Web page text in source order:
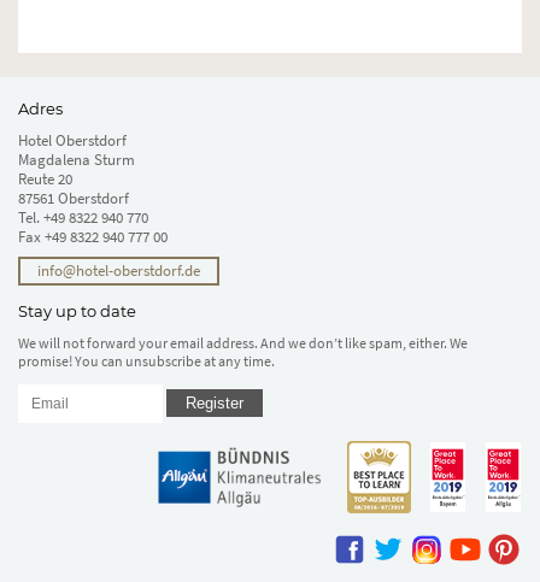
Adres
Hotel Oberstdorf
Magdalena Sturm
Reute 20
87561 Oberstdorf
Tel.+49 8322 940 770
Fax +49 8322 940 777 00
info@hotel-oberstdorf.de
Stay up to date
We will not forward your email address. And we don’t like spam, either. We
promise! You can unsubscribe at any time.
Register